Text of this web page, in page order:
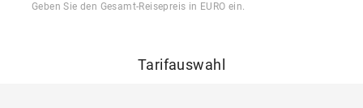
Geben Sie den Gesamt-Reisepreis in EURO ein.
Tarifauswahl